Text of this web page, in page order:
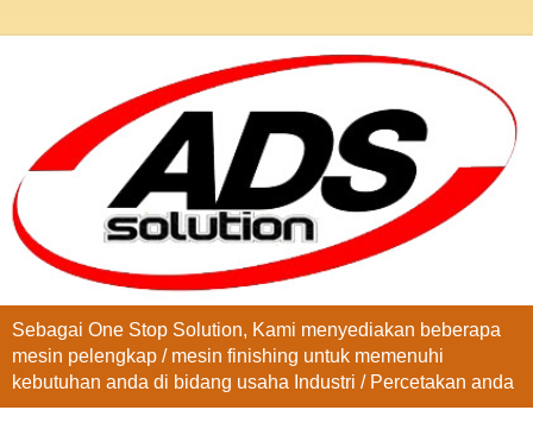
Sebagai One Stop Solution, Kami menyediakan beberapa
mesin pelengkap / mesin finishing untuk memenuhi
kebutuhan anda di bidang usaha Industri / Percetakan anda